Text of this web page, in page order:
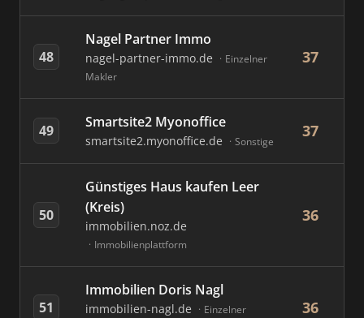
48
Nagel Partner Immo
nagel-partner-immo.de
Einzelner
Makler
37
49 Smartsite2 Myonoffice
smartsite2.myonoffice.de Sonstige
37
50
Günstiges Haus kaufen Leer
(Kreis)
immobilien.noz.de
Immobilienplattform
36
51
Immobilien Doris Nagl
immobilien-nagl.de
Einzelner
36